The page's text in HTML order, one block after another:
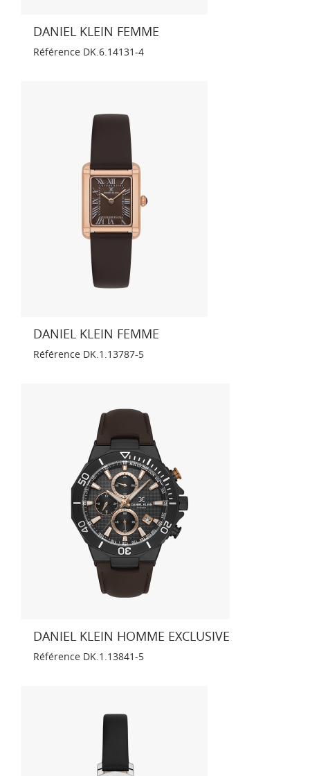
DANIEL KLEIN FEMME
Référence DK.6.14131-4
DANIEL KLEIN FEMME
Référence DK.1.13787-5
DANIEL KLEIN HOMME EXCLUSIVE
Référence DK.1.13841-5